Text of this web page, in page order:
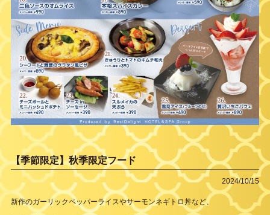
【季節限定】秋季限定フード
2024/10/15
新作のガーリックペッパーライスやサーモンネギトロ丼など、